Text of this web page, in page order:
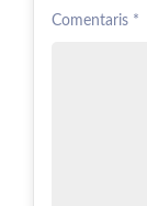
Comentaris *